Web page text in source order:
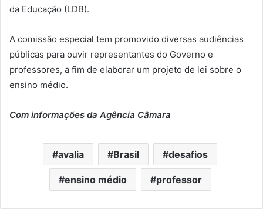
da Educação (LDB).
A comissão especial tem promovido diversas audiências
públicas para ouvir representantes do Governo e
professores, a fim de elaborar um projeto de lei sobre o
ensino médio.
Com informações da Agência Câmara
avalia Brasil desafios
ensino médio professor